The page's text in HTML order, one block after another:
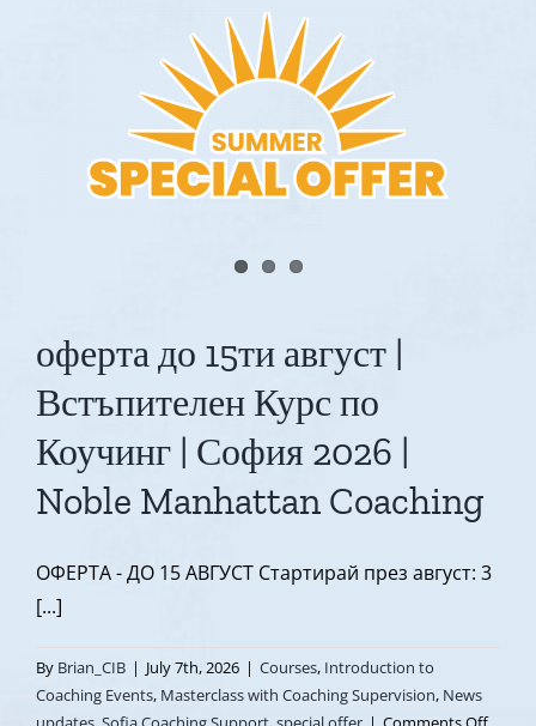
O’Донован
Noble
оферта до 15ти август |
Встъпителен Курс по
Коучинг | София 2026 |
Noble Manhattan Coaching
ОФЕРТА - ДО 15 АВГУСТ Стартирай през август: 3
[...]
By Brian_CIB | July 7th, 2026 | Courses, Introduction to
Coaching Events, Masterclass with Coaching Supervision, News